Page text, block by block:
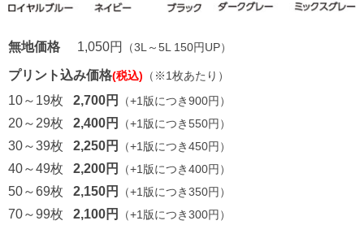
無地価格 1,050円 （3L～5L 150円UP）
プリント込み価格(税込) （※1枚あたり）
10～19枚
20～29枚
30～39枚
40～49枚
50～69枚
70～99枚
2,700円 （+1版につき900円）
2,400円 （+1版につき550円）
2,250円 （+1版につき450円）
2,200円 （+1版につき400円）
2,150円 （+1版につき350円）
2,100円 （+1版につき300円）